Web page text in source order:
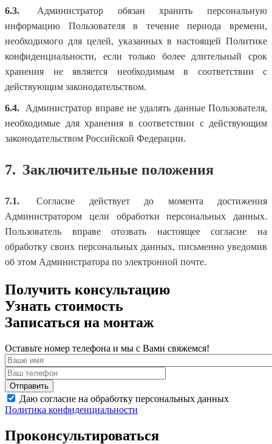
6.3.
Администратор обязан хранить персональную
информацию Пользователя в течение периода времени,
необходимого для целей, указанных в настоящей Политике
конфиденциальности, если только более длительный срок
хранения не является необходимым в соответствии с
действующим законодательством.
6.4.
Администратор вправе не удалять данные Пользователя,
необходимые для хранения в соответствии с действующим
законодательством Российской Федерации.
7. Заключительные положения
7.1.
Согласие действует до момента достижения
Администратором цели обработки персональных данных.
Пользователь вправе отозвать настоящее согласие на
обработку своих персональных данных, письменно уведомив
об этом Администратора по электронной почте.
Получить консультацию
Узнать стоимость
Записаться на монтаж
Оставьте номер телефона и мы с Вами свяжемся!
Даю согласие на обработку персональных данных
Политика конфиденциальности
Проконсультироваться